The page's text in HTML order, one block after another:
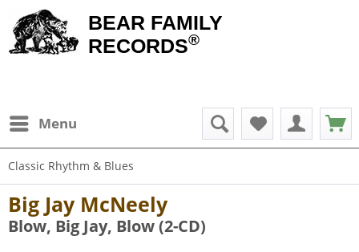
BEAR FAMILY
RECORDS®
Menu
Classic Rhythm & Blues
Big Jay McNeely
Blow, Big Jay, Blow (2-CD)